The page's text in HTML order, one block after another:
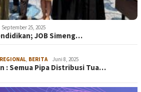
September 25, 2025
JOB Simeng…
REGIONAL, BERITA Juni 8, 2025
: Semua Pipa Distribusi Tua…